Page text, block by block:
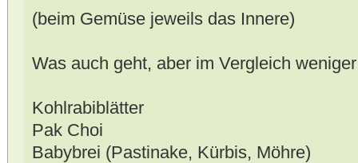
(beim Gemüse jeweils das Innere)
Was auch geht, aber im Vergleich
Kohlrabiblätter
Pak Choi
Babybrei (Pastinake, Kürbis, Möhre)